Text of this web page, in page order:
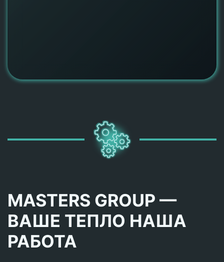
MASTERS GROUP —
ВАШЕ ТЕПЛО НАША
РАБОТА